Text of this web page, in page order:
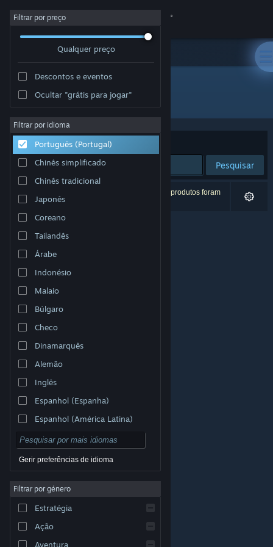
Iniciar sessão
Sobre
Apoio
Alterar idioma
Instala a app móvel do Steam
Ver versão para computadores
© Valve Corporation. Todos os direitos reservados.
respetivos proprietários nos E.U.A. e outros países.
Acessibilidade
Reembolsos|Cookies
Filtrar por preço
Qualquer preço
Descontos e eventos
Ocultar "grátis para jogar"
Filtrar por idioma
Português (Portugal)
Chinês simplificado
Chinês tradicional
Japonês
Coreano
Tailandês
Árabe
Indonésio
Malaio
Búlgaro
Checo
Dinamarquês
Alemão
Inglês
Espanhol (Espanha)
Espanhol (América Latina)
Gerir preferências de idioma
Filtrar por género
Estratégia
Ação
Aventura
Developer: Cascadia Games
Ordenar por Relevância
Pesquisar
0 resultados correspondentes à tua pesquisa. 5 produtos foram
excluídos com base nas tuas preferências.